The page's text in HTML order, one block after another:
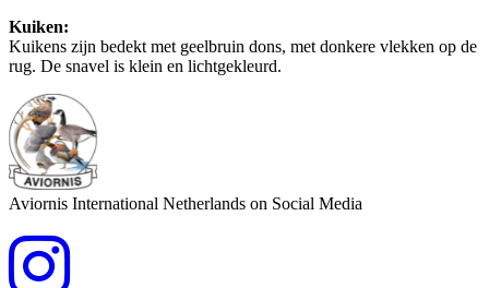
Kuiken:
Kuikens zijn bedekt met geelbruin dons, met donkere vlekken op de
rug. De snavel is klein en lichtgekleurd.
Aviornis International Netherlands on Social Media